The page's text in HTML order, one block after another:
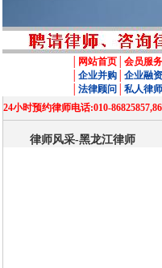
网站首页 会员服务
企业并购 企业融资
法律顾问 私人律师
24小时预约律师电话:010-
律师风采-黑龙江律师